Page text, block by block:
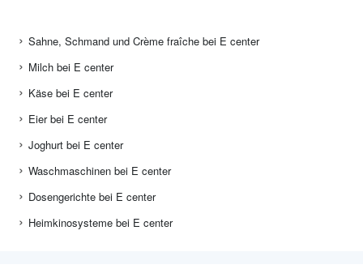
Sahne, Schmand und Crème fraîche bei E center
Milch bei E center
Käse bei E center
Eier bei E center
Joghurt bei E center
Waschmaschinen bei E center
Dosengerichte bei E center
Heimkinosysteme bei E center